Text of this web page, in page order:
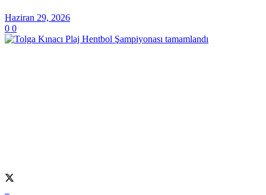
Haziran 29, 2026
0 0